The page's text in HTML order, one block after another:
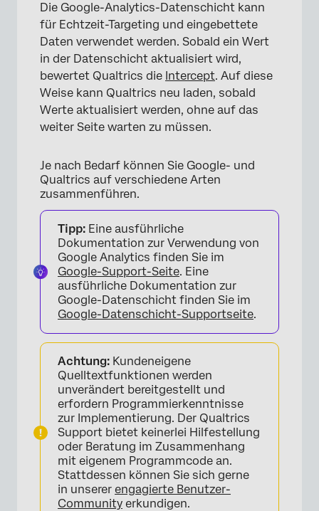
Die Google-Analytics-Datenschicht kann
für Echtzeit-Targeting und eingebettete
Daten verwendet werden. Sobald ein Wert
in der Datenschicht aktualisiert wird,
bewertet Qualtrics die Intercept. Auf diese
Weise kann Qualtrics neu laden, sobald
Werte aktualisiert werden, ohne auf das
weiter Seite warten zu müssen.
Je nach Bedarf können Sie Google- und
Qualtrics auf verschiedene Arten
zusammenführen.
Tipp: Eine ausführliche
Dokumentation zur Verwendung von
Google Analytics finden Sie im
Google-Support-Seite. Eine
ausführliche Dokumentation zur
Google-Datenschicht finden Sie im
Google-Datenschicht-Supportseite.
Achtung: Kundeneigene
Quelltextfunktionen werden
unverändert bereitgestellt und
erfordern Programmierkenntnisse
zur Implementierung. Der Qualtrics
Support bietet keinerlei Hilfestellung
oder Beratung im Zusammenhang
mit eigenem Programmcode an.
Stattdessen können Sie sich gerne
in unserer engagierte Benutzer-
Community erkundigen.